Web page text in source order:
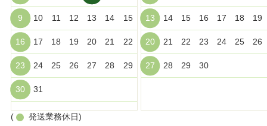
9 10 11 12 13 14 15
16 17 18 19 20 21 22
23 24 25 26 27 28 29
30 31
13 14 15 16 17 18 19
20 21 22 23 24 25 26
27 28 29 30
( 発送業務休日)